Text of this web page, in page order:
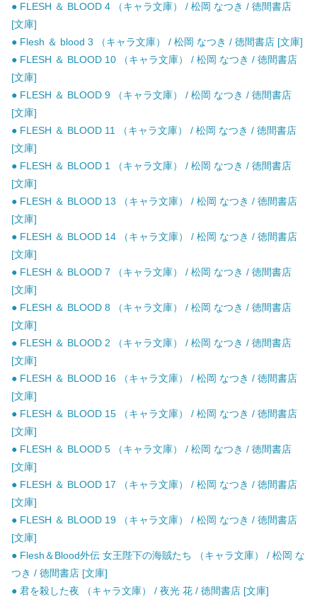
● FLESH ＆ BLOOD 4 （キャラ文庫） / 松岡 なつき / 徳間書店
[文庫]
● Flesh ＆ blood 3 （キャラ文庫） / 松岡 なつき / 徳間書店 [文庫]
● FLESH ＆ BLOOD 10 （キャラ文庫） / 松岡 なつき / 徳間書店
[文庫]
● FLESH ＆ BLOOD 9 （キャラ文庫） / 松岡 なつき / 徳間書店
[文庫]
● FLESH ＆ BLOOD 11 （キャラ文庫） / 松岡 なつき / 徳間書店
[文庫]
● FLESH ＆ BLOOD 1 （キャラ文庫） / 松岡 なつき / 徳間書店
[文庫]
● FLESH ＆ BLOOD 13 （キャラ文庫） / 松岡 なつき / 徳間書店
[文庫]
● FLESH ＆ BLOOD 14 （キャラ文庫） / 松岡 なつき / 徳間書店
[文庫]
● FLESH ＆ BLOOD 7 （キャラ文庫） / 松岡 なつき / 徳間書店
[文庫]
● FLESH ＆ BLOOD 8 （キャラ文庫） / 松岡 なつき / 徳間書店
[文庫]
● FLESH ＆ BLOOD 2 （キャラ文庫） / 松岡 なつき / 徳間書店
[文庫]
● FLESH ＆ BLOOD 16 （キャラ文庫） / 松岡 なつき / 徳間書店
[文庫]
● FLESH ＆ BLOOD 15 （キャラ文庫） / 松岡 なつき / 徳間書店
[文庫]
● FLESH ＆ BLOOD 5 （キャラ文庫） / 松岡 なつき / 徳間書店
[文庫]
● FLESH ＆ BLOOD 17 （キャラ文庫） / 松岡 なつき / 徳間書店
[文庫]
● FLESH ＆ BLOOD 19 （キャラ文庫） / 松岡 なつき / 徳間書店
[文庫]
● Flesh＆Blood外伝 女王陛下の海賊たち （キャラ文庫） / 松岡 な
つき / 徳間書店 [文庫]
● 君を殺した夜 （キャラ文庫） / 夜光 花 / 徳間書店 [文庫]